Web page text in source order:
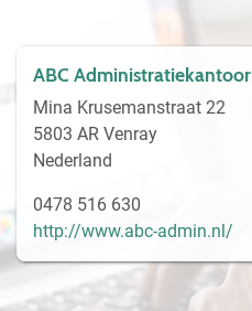
ABC Administratiekantoor
Mina Krusemanstraat 22
5803 AR Venray
Nederland
0478 516 630
http://www.abc-admin.nl/